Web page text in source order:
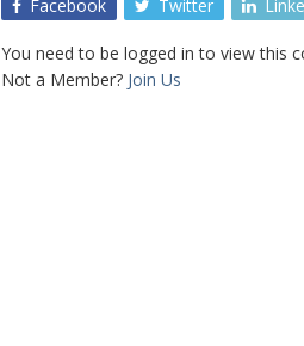
Facebook Twitter
You need to be logged in to view this
Not a Member? Join Us